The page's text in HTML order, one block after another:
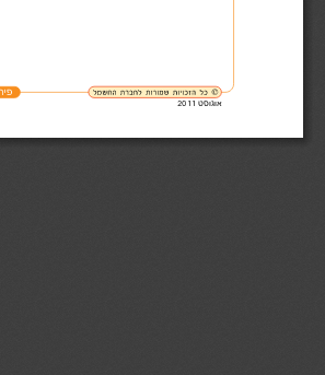
2011 אוגוסט